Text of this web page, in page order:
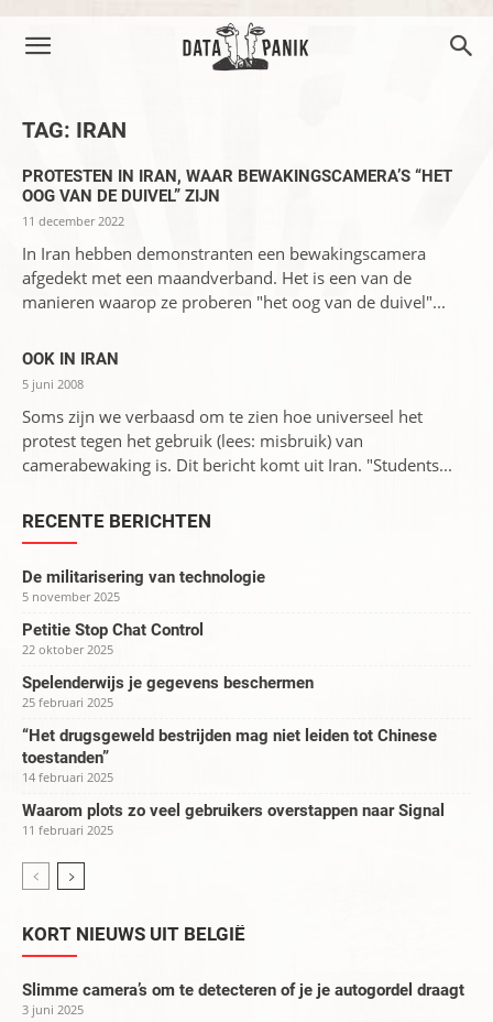
TAG: IRAN
PROTESTEN IN IRAN, WAAR BEWAKINGSCAMERA’S “HET
OOG VAN DE DUIVEL” ZIJN
11 december 2022
In Iran hebben demonstranten een bewakingscamera
afgedekt met een maandverband. Het is een van de
manieren waarop ze proberen "het oog van de duivel"...
OOK IN IRAN
5 juni 2008
Soms zijn we verbaasd om te zien hoe universeel het
protest tegen het gebruik (lees: misbruik) van
camerabewaking is. Dit bericht komt uit Iran. "Students...
RECENTE BERICHTEN
De militarisering van technologie
5 november 2025
Petitie Stop Chat Control
22 oktober 2025
Spelenderwijs je gegevens beschermen
25 februari 2025
“Het drugsgeweld bestrijden mag niet leiden tot Chinese
toestanden”
14 februari 2025
Waarom plots zo veel gebruikers overstappen naar Signal
11 februari 2025
KORT NIEUWS UIT BELGIË
Slimme camera’s om te detecteren of je je autogordel draagt
3 juni 2025